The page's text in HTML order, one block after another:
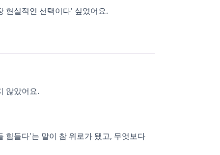
현실적인 선택이다' 싶었어요.
않았어요.
힘들다'는 말이 참 위로가 됐고, 무엇보다